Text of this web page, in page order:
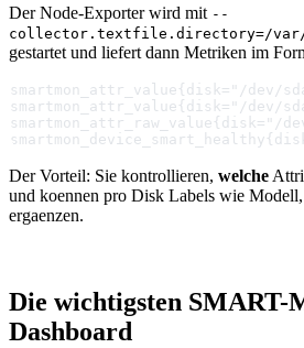
Der Node-Exporter wird mit --
collector.textfile.directory=/
gestartet und liefert dann Metriken im
smartmon_attr_value{disk="/dev/
smartmon_attr_value{disk="/dev/
smartmon_attr_raw_value{disk="/
Der Vorteil: Sie kontrollieren, welche
und koennen pro Disk Labels wie
ergaenzen.
Die wichtigsten SMART-
Dashboard